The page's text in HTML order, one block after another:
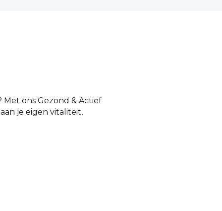
ons Gezond & Actief
je eigen vitaliteit,